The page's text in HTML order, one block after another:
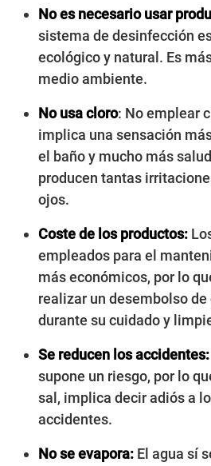
No es necesario usar
sistema de desinfección
ecológico y natural. Es
medio ambiente.
No usa cloro: No emplear
implica una sensación
el baño y mucho más
producen tantas
ojos.
Coste de los productos:
empleados para el
más económicos, por lo
realizar un desembolso
durante su cuidado y
Se reducen los accidentes:
supone un riesgo, por lo
sal, implica decir adiós a
accidentes.
No se evapora: El agua sí